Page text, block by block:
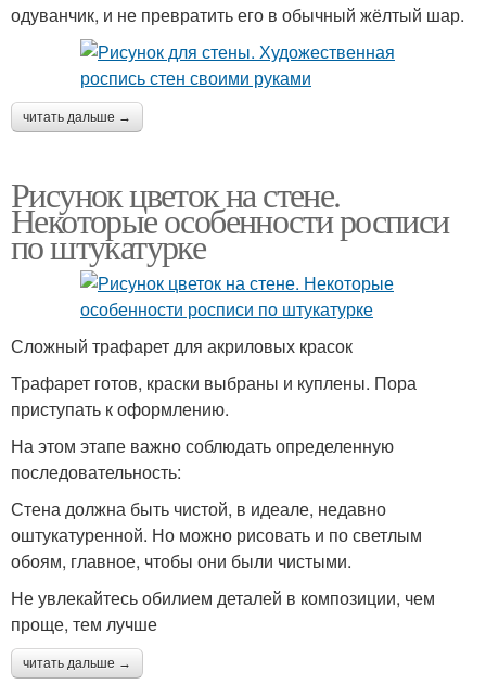
одуванчик, и не превратить его в обычный жёлтый шар.
читать дальше →
Рисунок цветок на стене.
Некоторые особенности росписи
по штукатурке
Сложный трафарет для акриловых красок
Трафарет готов, краски выбраны и куплены. Пора
приступать к оформлению.
На этом этапе важно соблюдать определенную
последовательность:
Стена должна быть чистой, в идеале, недавно
оштукатуренной. Но можно рисовать и по светлым
обоям, главное, чтобы они были чистыми.
Не увлекайтесь обилием деталей в композиции, чем
проще, тем лучше
читать дальше →